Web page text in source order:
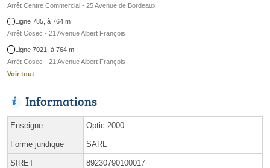
Arrêt Centre Commercial - 25 Avenue de Bordeaux
Ligne 785, à 764 m
Arrêt Cosec - 21 Avenue Albert François
Ligne 7021, à 764 m
Arrêt Cosec - 21 Avenue Albert François
Voir tout
Informations
Enseigne Optic 2000
Forme juridique SARL
SIRET 89230790100017